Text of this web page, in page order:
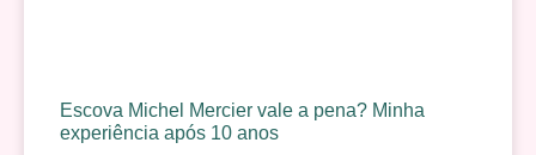
Escova Michel Mercier vale a pena? Minha
experiência após 10 anos